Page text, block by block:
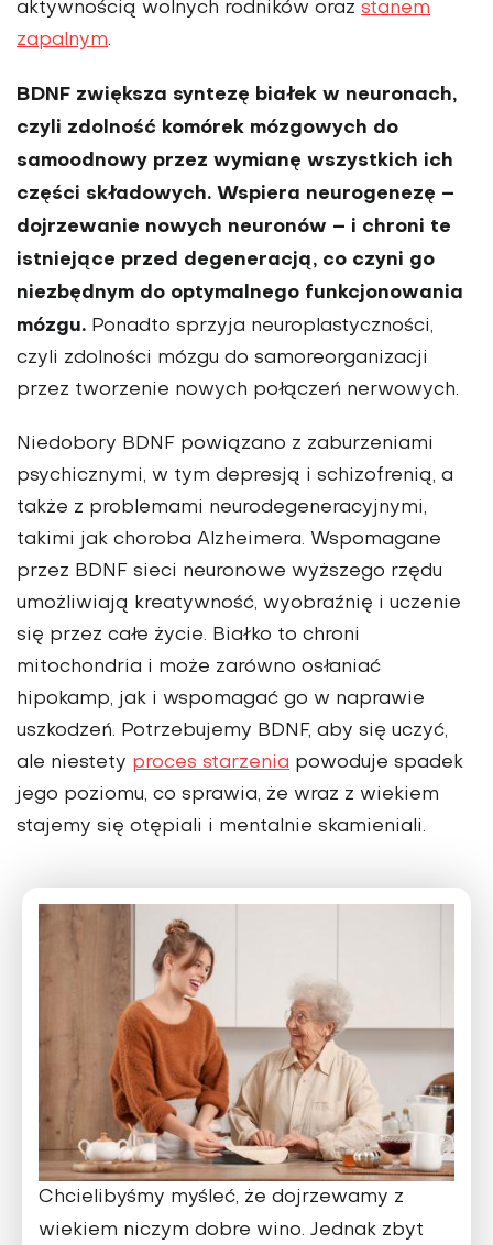
aktywnością wolnych rodników oraz stanem
zapalnym.
BDNF zwiększa syntezę białek w neuronach,
czyli zdolność komó­rek mózgowych do
samoodnowy przez wymianę wszystkich ich
części składowych. Wspiera neurogenezę –
dojrzewanie nowych neuronów – i chroni te
istniejące przed dege­neracją, co czyni go
niezbędnym do optymalnego funkcjonowania
mózgu. Ponadto sprzyja neuropla­styczności,
czyli zdolności mózgu do samoreorganizacji
przez tworze­nie nowych połączeń nerwowych.
Niedobory BDNF powiązano z zabu­rzeniami
psychicznymi, w tym depresją i schizofrenią, a
także z problemami neurodegeneracyjnymi,
takimi jak cho­roba Alzheimera. Wspomagane
przez BDNF sieci neuronowe wyższego rzędu
umożliwiają kreatywność, wyobraźnię i uczenie
się przez całe życie. Białko to chroni
mitochondria i może zarówno osłaniać
hipokamp, jak i wspomagać go w naprawie
uszkodzeń. Potrzebujemy BDNF, aby się uczyć,
ale niestety proces starzenia powoduje spadek
jego pozio­mu, co sprawia, że wraz z wiekiem
staje­my się otępiali i mentalnie skamieniali.
Chcielibyśmy myśleć, że dojrzewa­my z
wiekiem niczym dobre wino. Jednak zbyt